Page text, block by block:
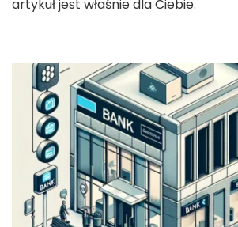
artykuł jest właśnie dla Ciebie.